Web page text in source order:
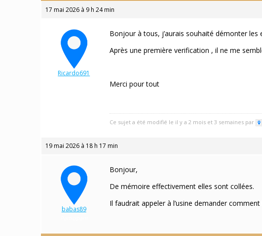
17 mai 2026 à 9 h 24 min
Ricardo691
Bonjour à tous, j’aurais souhaité démonter les
Après une première verification , il ne me
Merci pour tout
Ce sujet a été modifié le il y a 2 mois et 3 semaines par
19 mai 2026 à 18 h 17 min
babas89
Bonjour,
De mémoire effectivement elles sont collées.
Il faudrait appeler à l’usine demander